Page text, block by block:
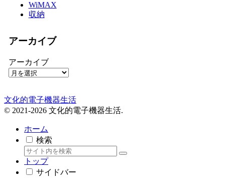
WiMAX
収納
アーカイブ
アーカイブ
文化的電子機器生活
© 2021-2026 文化的電子機器生活.
ホーム
検索
トップ
サイドバー